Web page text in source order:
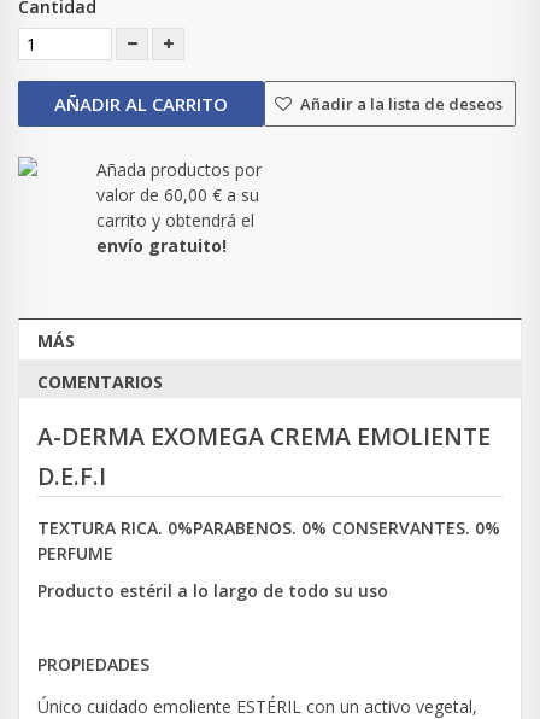
Cantidad
AÑADIR AL CARRITO Añadir a la lista de deseos
Añada productos por
valor de 60,00 € a su
carrito y obtendrá el
envío gratuito!
MÁS
COMENTARIOS
A-DERMA EXOMEGA CREMA EMOLIENTE
D.E.F.I
TEXTURA RICA. 0%PARABENOS. 0% CONSERVANTES. 0%
PERFUME
Producto estéril a lo largo de todo su uso
PROPIEDADES
Único cuidado emoliente ESTÉRIL con un activo vegetal,